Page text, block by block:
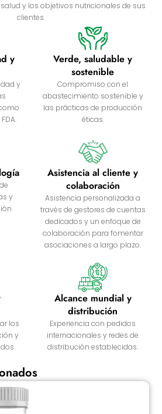
y los objetivos nutricionales de sus
clientes.
y
y
Verde, saludable y
sostenible
Compromiso con el
abastecimiento sostenible y
las prácticas de producción
éticas.
y
Asistencia al cliente y
colaboración
Asistencia personalizada a
través de gestores de cuentas
dedicados y un enfoque de
colaboración para fomentar
asociaciones a largo plazo.
los
y
Alcance mundial y
distribución
Experiencia con pedidos
internacionales y redes de
distribución establecidas.